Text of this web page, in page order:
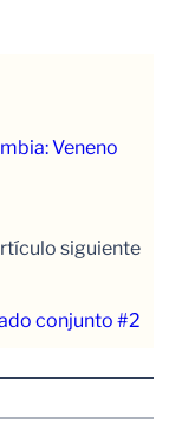
Veneno
siguiente
conjunto #2